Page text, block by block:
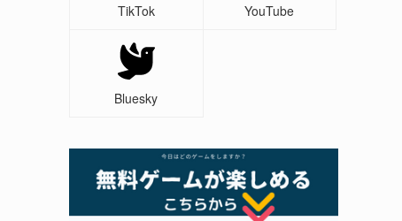
TikTok YouTube
Bluesky